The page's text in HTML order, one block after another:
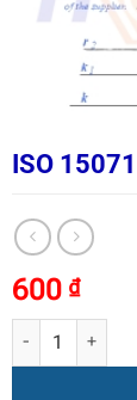
ISO
600 ₫
ISO 15071 –